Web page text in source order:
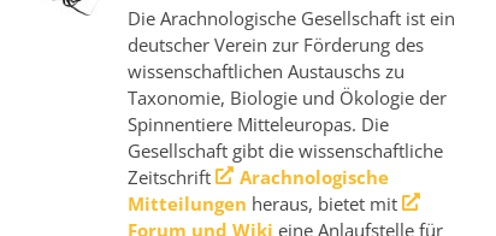
Die Arachnologische Gesellschaft ist ein
deutscher Verein zur Förderung des
wissenschaftlichen Austauschs zu
Taxonomie, Biologie und Ökologie der
Spinnentiere Mitteleuropas. Die
Gesellschaft gibt die wissenschaftliche
Zeitschrift
Arachnologische
Mitteilungen heraus, bietet mit
Forum und Wiki eine Anlaufstelle für